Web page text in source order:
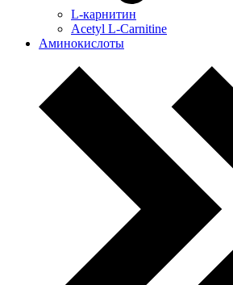
L-карнитин
Acetyl L-Carnitine
Аминокислоты